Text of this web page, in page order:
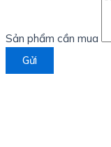
Sản phẩm cần mua
Gửi